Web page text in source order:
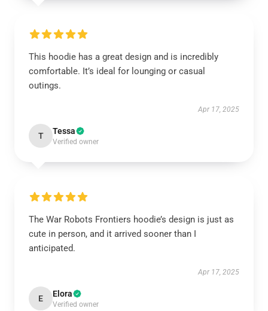
This hoodie has a great design and is incredibly
comfortable. It’s ideal for lounging or casual
outings.
Apr 17, 2025
T Tessa
Verified owner
The War Robots Frontiers hoodie’s design is just as
cute in person, and it arrived sooner than I
anticipated.
Apr 17, 2025
E Elora
Verified owner